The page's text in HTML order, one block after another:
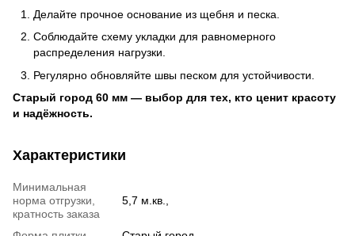
Делайте прочное основание из щебня и песка.
Соблюдайте схему укладки для равномерного
распределения нагрузки.
Регулярно обновляйте швы песком для устойчивости.
Старый город 60 мм — выбор для тех, кто ценит красоту
и надёжность.
Характеристики
Минимальная
норма отгрузки,
кратность заказа
5,7 м.кв.,